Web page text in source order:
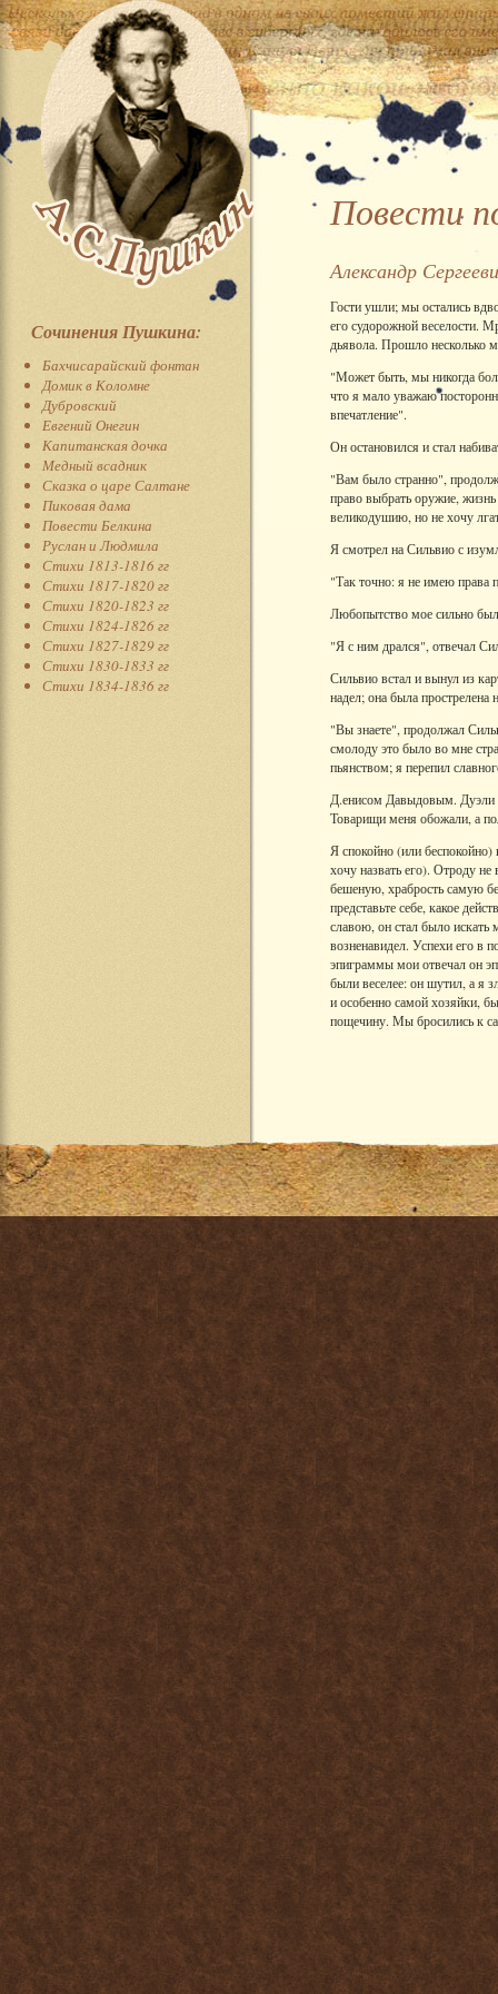
Сочинения Пушкина:
Бахчисарайский фонтан
Домик в Коломне
Дубровский
Евгений Онегин
Капитанская дочка
Медный всадник
Сказка о царе Салтане
Пиковая дама
Повести Белкина
Руслан и Людмила
Стихи 1813-1816 гг
Стихи 1817-1820 гг
Стихи 1820-1823 гг
Стихи 1824-1826 гг
Стихи 1827-1829 гг
Стихи 1830-1833 гг
Стихи 1834-1836 гг
Повести
Александр
Гости ушли; мы остались
его судорожной веселости.
дьявола. Прошло несколько
"Может быть, мы никогда
что я мало уважаю
впечатление".
Он остановился и стал
"Вам было странно",
право выбрать оружие,
великодушию, но не хочу
Я смотрел на Сильвио с
"Так точно: я не имею права
Любопытство мое сильно
"Я с ним дрался", отвечал
Сильвио встал и вынул из
надел; она была прострелена
"Вы знаете", продолжал
смолоду это было во мне
пьянством; я перепил
Д.енисом Давыдовым. Дуэли
Товарищи меня обожали, а
Я спокойно (или
хочу назвать его). Отроду не
бешеную, храбрость самую
представьте себе, какое
славою, он стал было искать
возненавидел. Успехи его в
эпиграммы мои отвечал он
были веселее: он шутил, а я
и особенно самой хозяйки,
пощечину. Мы бросились к